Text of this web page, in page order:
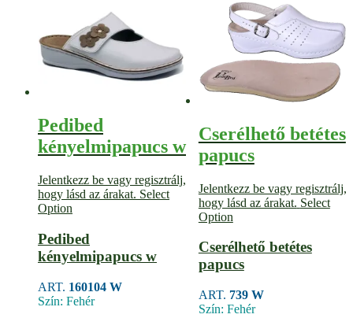
Pedibed
kényelmipapucs w
Jelentkezz be vagy regisztrálj,
hogy lásd az árakat. Select
Option
Pedibed
kényelmipapucs w
ART. 160104 W
Szín: Fehér
Cserélhető betétes
papucs
Jelentkezz be vagy regisztrálj,
hogy lásd az árakat. Select
Option
Cserélhető betétes
papucs
ART. 739 W
Szín: Fehér